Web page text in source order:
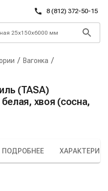
8 (812) 372-50-15
/ Вагонка /
(TASA)
хвоя (сосна,
ПОДРОБНЕЕ